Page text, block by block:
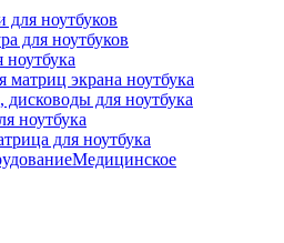
для ноутбуков
для ноутбуков
ноутбука
матриц экрана ноутбука
для ноутбука
ноутбука
для ноутбука
Медицинское